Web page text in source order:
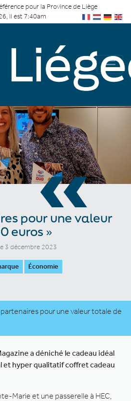
pour la Province de Liège
il est 7:40am
«
pour une valeur
euros »
3 décembre 2023
Économie
partenaires pour une valeur totale de
a déniché le cadeau idéal
et hyper qualitatif coffret cadeau
Marie et une passerelle à HEC,